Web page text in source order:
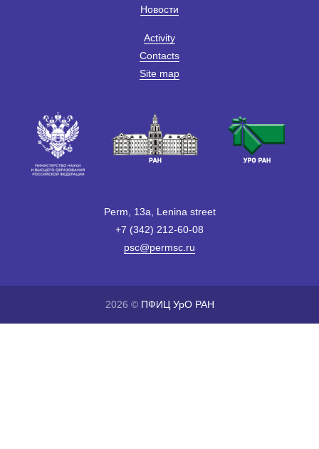
Новости
Activity
Contacts
Site map
Perm, 13a, Lenina street
+7 (342) 212-60-08
psc@permsc.ru
2026 © ПФИЦ УрО РАН